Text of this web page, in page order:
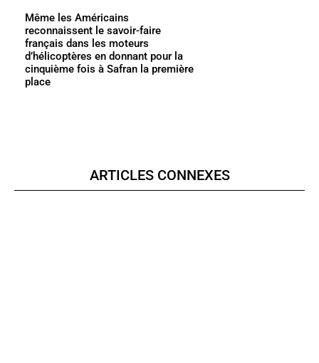
Même les Américains
reconnaissent le savoir-faire
français dans les moteurs
d’hélicoptères en donnant pour la
cinquième fois à Safran la première
place
ARTICLES CONNEXES